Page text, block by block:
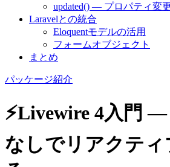
updated() — プロパティ変
Laravelとの統合
Eloquentモデルの活用
フォームオブジェクト
まとめ
パッケージ紹介
⚡Livewire 4入門
なしでリアクテ